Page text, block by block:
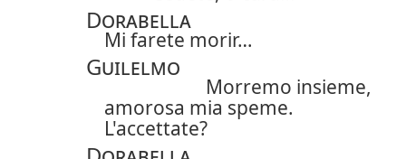
Dorabella
Mi farete morir…
Guilelmo
Morremo insieme,
amorosa mia speme.
L'accettate?